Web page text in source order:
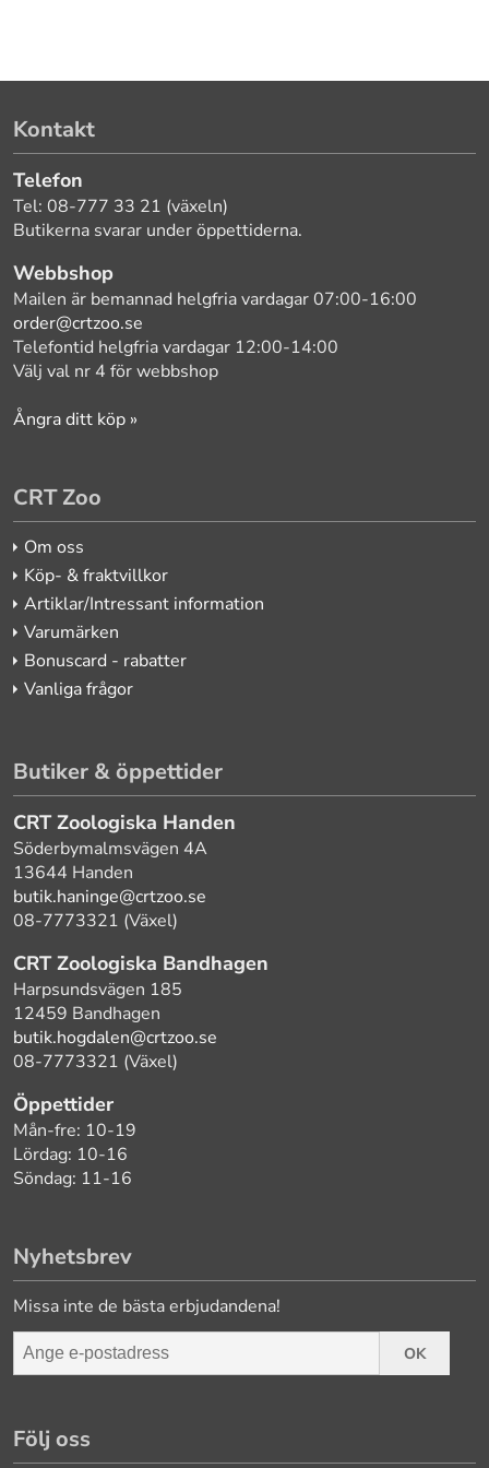
Kontakt
Telefon
Tel: 08-777 33 21 (växeln)
Butikerna svarar under öppettiderna.
Webbshop
Mailen är bemannad helgfria vardagar 07:00-16:00
order@crtzoo.se
Telefontid helgfria vardagar 12:00-14:00
Välj val nr 4 för webbshop
Ångra ditt köp »
CRT Zoo
Om oss
Köp- & fraktvillkor
Artiklar/Intressant information
Varumärken
Bonuscard - rabatter
Vanliga frågor
Butiker & öppettider
CRT Zoologiska Handen
Söderbymalmsvägen 4A
13644 Handen
butik.haninge@crtzoo.se
08-7773321 (Växel)
CRT Zoologiska Bandhagen
Harpsundsvägen 185
12459 Bandhagen
butik.hogdalen@crtzoo.se
08-7773321 (Växel)
Öppettider
Mån-fre: 10-19
Lördag: 10-16
Söndag: 11-16
Nyhetsbrev
Missa inte de bästa erbjudandena!
OK
Följ oss